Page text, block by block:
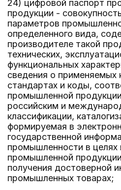
24) цифровой паспорт
продукции -
параметров
определенного вида,
производителе такой
технических,
функциональных
сведения о применяемых
стандартах и коды,
промышленной
российским и
классификации,
формируемая в
государственной
промышленности в целях
промышленной
получения достоверной
промышленных товарах;